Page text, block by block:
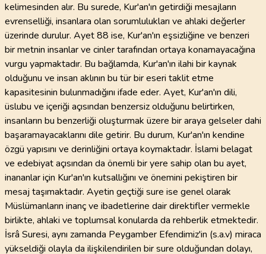
kelimesinden alır. Bu surede, Kur'an'ın getirdiği mesajların
evrenselliği, insanlara olan sorumlulukları ve ahlaki değerler
üzerinde durulur. Ayet 88 ise, Kur'an'ın eşsizliğine ve benzeri
bir metnin insanlar ve cinler tarafından ortaya konamayacağına
vurgu yapmaktadır. Bu bağlamda, Kur'an'ın ilahi bir kaynak
olduğunu ve insan aklının bu tür bir eseri taklit etme
kapasitesinin bulunmadığını ifade eder. Ayet, Kur'an'ın dili,
üslubu ve içeriği açısından benzersiz olduğunu belirtirken,
insanların bu benzerliği oluşturmak üzere bir araya gelseler dahi
başaramayacaklarını dile getirir. Bu durum, Kur'an'ın kendine
özgü yapısını ve derinliğini ortaya koymaktadır. İslami belagat
ve edebiyat açısından da önemli bir yere sahip olan bu ayet,
inananlar için Kur'an'ın kutsallığını ve önemini pekiştiren bir
mesaj taşımaktadır. Ayetin geçtiği sure ise genel olarak
Müslümanların inanç ve ibadetlerine dair direktifler vermekle
birlikte, ahlaki ve toplumsal konularda da rehberlik etmektedir.
İsrâ Suresi, aynı zamanda Peygamber Efendimiz'in (s.a.v) miraca
yükseldiği olayla da ilişkilendirilen bir sure olduğundan dolayı,